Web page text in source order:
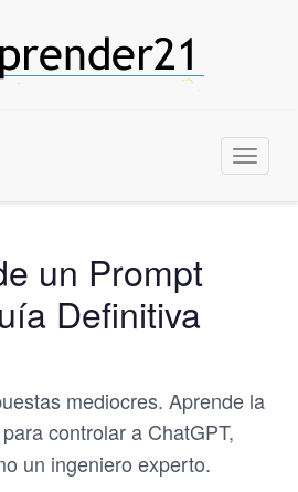
Menu
un Prompt
Definitiva
mediocres. Aprende la
para controlar a ChatGPT,
un ingeniero experto.